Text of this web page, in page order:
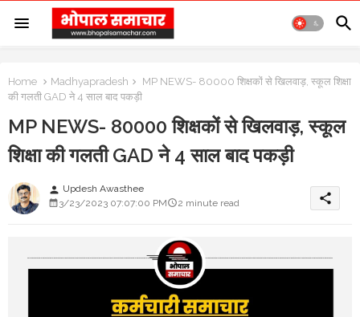
Home Madhyapradesh
MP NEWS- 80000 शिक्षकों से खिलवाड़, स्कूल शिक्षा
की गलती GAD ने 4 साल बाद पकड़ी
MP NEWS- 80000 शिक्षकों से खिलवाड़, स्कूल
शिक्षा की गलती GAD ने 4 साल बाद पकड़ी
person Updesh Awasthee
3/23/2023 07:07:00 PM
2 minute read share